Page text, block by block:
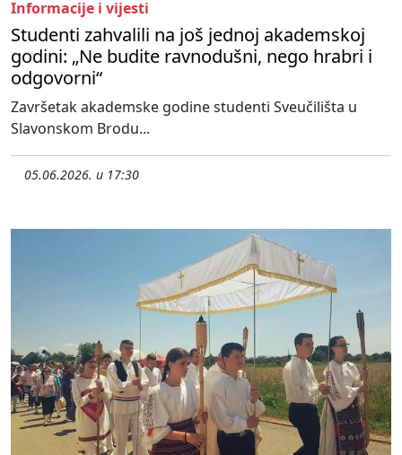
Informacije i vijesti
Studenti zahvalili na još jednoj akademskoj
godini: „Ne budite ravnodušni, nego hrabri i
odgovorni“
Završetak akademske godine studenti Sveučilišta u
Slavonskom Brodu...
05.06.2026. u 17:30